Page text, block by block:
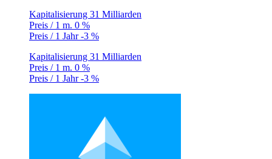
Kapitalisierung 31 Milliarden
Preis / 1 m. 0 %
Preis / 1 Jahr-3 %
Kapitalisierung 31 Milliarden
Preis / 1 m. 0 %
Preis / 1 Jahr-3 %